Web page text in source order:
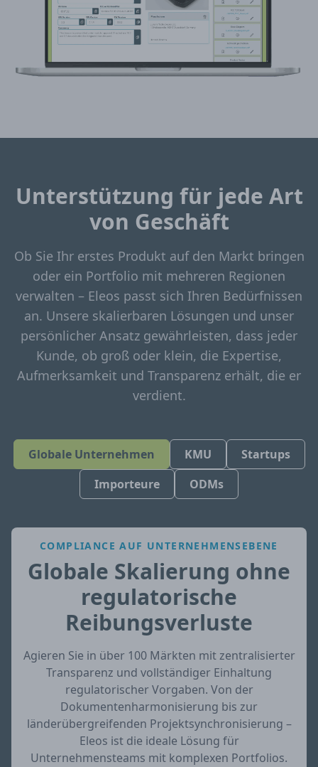
Unterstützung für jede Art
von Geschäft
Ob Sie Ihr erstes Produkt auf den Markt bringen
oder ein Portfolio mit mehreren Regionen
verwalten – Eleos passt sich Ihren Bedürfnissen
an. Unsere skalierbaren Lösungen und unser
persönlicher Ansatz gewährleisten, dass jeder
Kunde, ob groß oder klein, die Expertise,
Aufmerksamkeit und Transparenz erhält, die er
verdient.
Globale Unternehmen KMU
Startups
Importeure
ODMs
COMPLIANCE AUF UNTERNEHMENSEBENE
Globale Skalierung ohne
regulatorische
Reibungsverluste
Agieren Sie in über 100 Märkten mit zentralisierter
Transparenz und vollständiger Einhaltung
regulatorischer Vorgaben. Von der
Dokumentenharmonisierung bis zur
länderübergreifenden Projektsynchronisierung –
Eleos ist die ideale Lösung für
Unternehmensteams mit komplexen Portfolios.